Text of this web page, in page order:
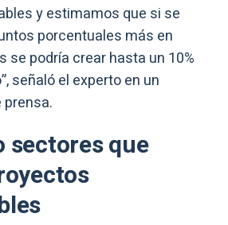
y estimamos que si se
porcentuales más en
se podría crear hasta un 10%
señaló el experto en un
sectores que